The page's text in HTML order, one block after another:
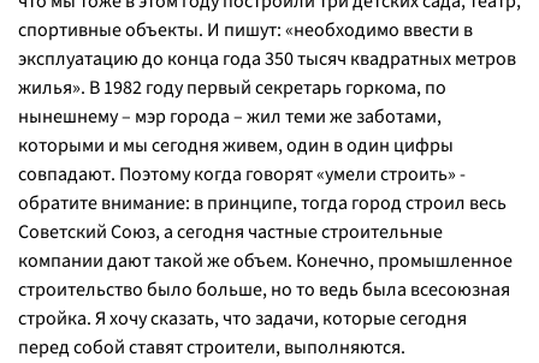
спортивные объекты. И пишут: «необходимо ввести в
эксплуатацию до конца года 350 тысяч квадратных метров
жилья». В 1982 году первый секретарь горкома, по
нынешнему – мэр города – жил теми же заботами,
которыми и мы сегодня живем, один в один цифры
совпадают. Поэтому когда говорят «умели строить» -
обратите внимание: в принципе, тогда город строил весь
Советский Союз, а сегодня частные строительные
компании дают такой же объем. Конечно, промышленное
строительство было больше, но то ведь была всесоюзная
стройка. Я хочу сказать, что задачи, которые сегодня
перед собой ставят строители, выполняются.